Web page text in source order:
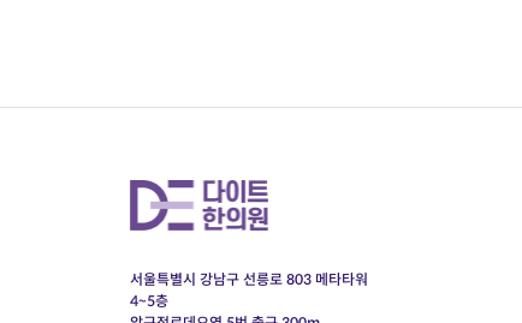
서울특별시 강남구 선릉로 803 메타타워
4~5층